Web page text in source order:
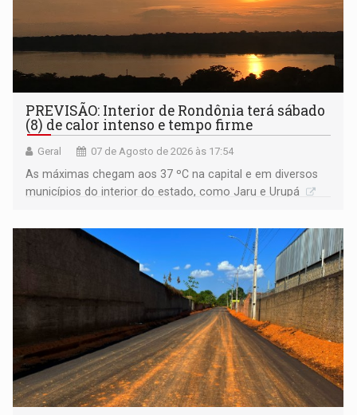
PREVISÃO: Interior de Rondônia terá sábado
(8) de calor intenso e tempo firme
Geral 07 de Agosto de 2026 às 17:54
As máximas chegam aos 37 ºC na capital e em diversos
municípios do interior do estado, como Jaru e Urupá